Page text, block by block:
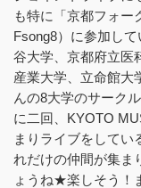
も特に「京都フォー
Fsong8）に参加し
谷大学、京都府立医
産業大学、立命館大
んの8大学のサーク
に二回、KYOTO
まりライブをして
れだけの仲間が集ま
ょうね★楽しそう！